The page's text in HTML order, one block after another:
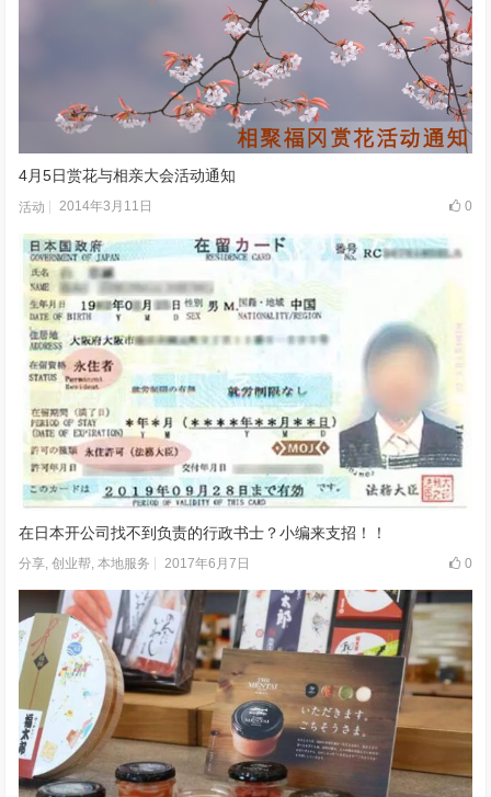
4月5日赏花与相亲大会活动通知
活动 2014年3月11日 0
在日本开公司找不到负责的行政书士？小编来支招！！
分享,创业帮,本地服务 2017年6月7日 0